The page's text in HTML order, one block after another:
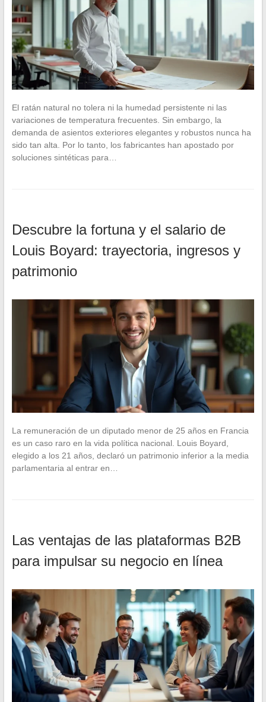
El ratán natural no tolera ni la humedad persistente ni las
variaciones de temperatura frecuentes. Sin embargo, la
demanda de asientos exteriores elegantes y robustos nunca ha
sido tan alta. Por lo tanto, los fabricantes han apostado por
soluciones sintéticas para…
Descubre la fortuna y el salario de
Louis Boyard: trayectoria, ingresos y
patrimonio
La remuneración de un diputado menor de 25 años en Francia
es un caso raro en la vida política nacional. Louis Boyard,
elegido a los 21 años, declaró un patrimonio inferior a la media
parlamentaria al entrar en…
Las ventajas de las plataformas B2B
para impulsar su negocio en línea